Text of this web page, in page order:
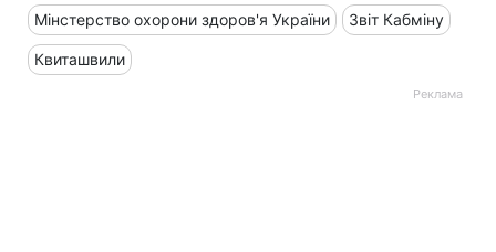
Мінстерство охорони здоров'я України Звіт Кабміну
Квиташвили